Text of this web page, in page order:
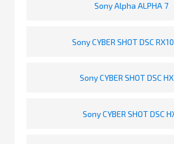
Sony Alpha ALPHA 7
Sony CYBER SHOT DSC
Sony CYBER SHOT DSC
Sony CYBER SHOT DSC